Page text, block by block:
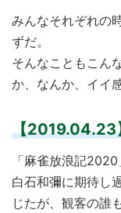
みんなそれぞれの
ずだ。
そんなこともこん
か、なんか、イイ
【2019.04.23
「麻雀放浪記
白石和彌に期待し
じたが、観客の誰